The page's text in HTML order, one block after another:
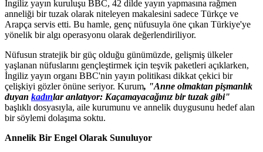
İngiliz yayın kuruluşu BBC, 42 dilde yayın yapmasına rağmen
anneliği bir tuzak olarak niteleyen makalesini sadece Türkçe ve
Arapça servis etti. Bu hamle, genç nüfusuyla öne çıkan Türkiye'ye
yönelik bir algı operasyonu olarak değerlendiriliyor.
Nüfusun stratejik bir güç olduğu günümüzde, gelişmiş ülkeler
yaşlanan nüfuslarını gençleştirmek için teşvik paketleri açıklarken,
İngiliz yayın organı BBC'nin yayın politikası dikkat çekici bir
çelişkiyi gözler önüne seriyor. Kurum, "Anne olmaktan pişmanlık
duyan kadınlar anlatıyor: Kaçamayacağınız bir tuzak gibi"
başlıklı dosyasıyla, aile kurumunu ve annelik duygusunu hedef alan
bir söylemi dolaşıma soktu.
Annelik Bir Engel Olarak Sunuluyor